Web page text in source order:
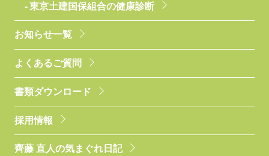
東京土建国保組合の健康診断
お知らせ一覧
よくあるご質問
書類ダウンロード
採用情報
齊藤 直人の気まぐれ日記